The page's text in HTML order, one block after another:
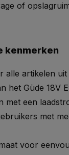
of
kenmerken
alle artikelen uit
het Güde 18V
met een
met
voor